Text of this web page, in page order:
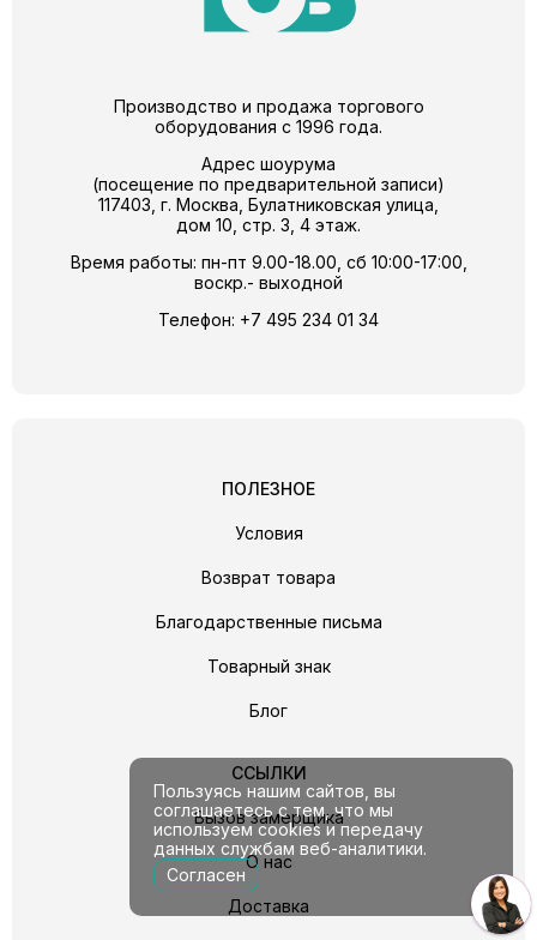
Производство и продажа торгового
оборудования с 1996 года.
Адрес шоурума
(посещение по предварительной записи)
117403, г. Москва, Булатниковская улица,
дом 10, стр. 3, 4 этаж.
Время работы: пн-пт 9.00-18.00, сб 10:00-17:00,
воскр.- выходной
Телефон: +7 495 234 01 34
ПОЛЕЗНОЕ
Условия
Возврат товара
Благодарственные письма
Товарный знак
Блог
ССЫЛКИ
Вызов замерщика
О нас
Доставка
Пользуясь нашим сайтов, вы
соглашаетесь с тем, что мы
используем cookies и передачу
данных службам веб-аналитики.
Согласен